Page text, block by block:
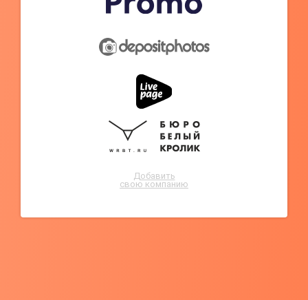
Добавить
свою компанию